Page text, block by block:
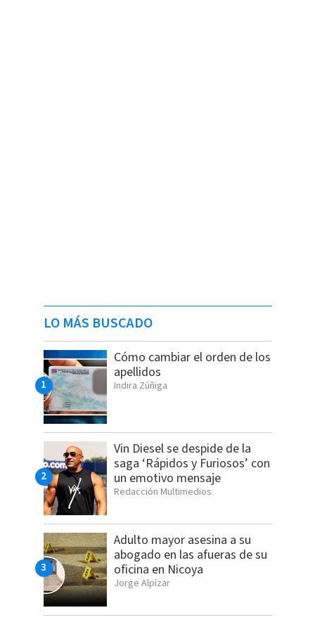
LO MÁS BUSCADO
Cómo cambiar el orden de los
apellidos
Indira Zúñiga
Vin Diesel se despide de la
saga ‘Rápidos y Furiosos’ con
un emotivo mensaje
Redacción Multimedios
Adulto mayor asesina a su
abogado en las afueras de su
oficina en Nicoya
Jorge Alpízar